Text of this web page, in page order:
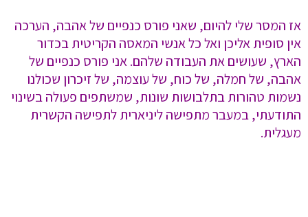
אז המסר שלי להיום, שאני פורס כנפיים של אהבה, הערכה
אין סופית אליכן ואל כל אנשי המאסה הקריטית בכדור
הארץ, שעושים את העבודה שלהם. אני פורס כנפיים של
אהבה, של חמלה, של כוח, של עוצמה, של זיכרון שכולנו
נשמות טהורות בתלבושות שונות, שמשתפים פעולה בשינוי
התודעתי, במעבר מתפישה ליניארית לתפישה הקשרית
מעגלית.